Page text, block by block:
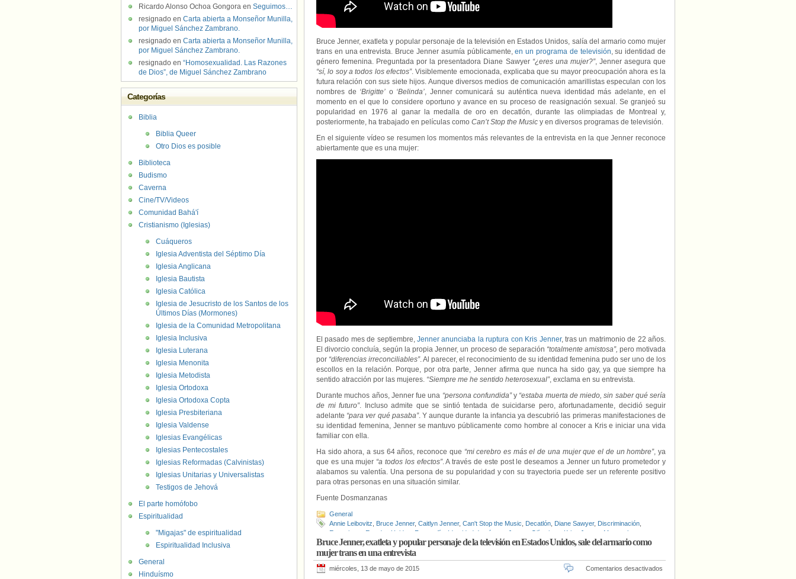
Bruce Jenner, exatleta y popular personaje de la televisión en Estados Unidos, salía del armario como mujer
trans en una entrevista. Bruce Jenner asumía públicamente,en un programa de televisión, su identidad de
género femenina. Preguntada por la presentadora Diane Sawyer “¿eres una mujer?”, Jenner asegura que
“sí, lo soy a todos los efectos”. Visiblemente emocionada, explicaba que su mayor preocupación ahora es la
futura relación con sus siete hijos. Aunque diversos medios de comunicación amarillistas especulan con los
nombres de ‘Brigitte’ o ‘Belinda’, Jenner comunicará su auténtica nueva identidad más adelante, en el
momento en el que lo considere oportuno y avance en su proceso de reasignación sexual. Se granjeó su
popularidad en 1976 al ganar la medalla de oro en decatlón, durante las olimpiadas de Montreal y,
posteriormente, ha trabajado en películas como Can’t Stop the Music y en diversos programas de televisión.
En el siguiente vídeo se resumen los momentos más relevantes de la entrevista en la que Jenner reconoce
abiertamente que es una mujer:
El pasado mes de septiembre,Jenner anunciaba la ruptura con Kris Jenner, tras un matrimonio de 22 años.
El divorcio concluía, según la propia Jenner, un proceso de separación “totalmente amistosa”, pero motivada
por “diferencias irreconciliables”. Al parecer, el reconocimiento de su identidad femenina pudo ser uno de los
escollos en la relación. Porque, por otra parte, Jenner afirma que nunca ha sido gay, ya que siempre ha
sentido atracción por las mujeres. “Siempre me he sentido heterosexual”, exclama en su entrevista.
Durante muchos años, Jenner fue una “persona confundida”y “estaba muerta de miedo, sin saber qué sería
de mi futuro”. Incluso admite que se sintió tentada de suicidarse pero, afortunadamente, decidió seguir
adelante “para ver qué pasaba”. Y aunque durante la infancia ya descubrió las primeras manifestaciones de
su identidad femenina, Jenner se mantuvo públicamente como hombre al conocer a Kris e iniciar una vida
familiar con ella.
Ha sido ahora, a sus 64 años, reconoce que “mi cerebro es más el de una mujer que el de un hombre”, ya
que es una mujer “a todos los efectos”. A través de este post le deseamos a Jenner un futuro prometedor y
alabamos su valentía. Una persona de su popularidad y con su trayectoria puede ser un referente positivo
para otras personas en una situación similar.
Fuente Dosmanzanas
General
Annie Leibovitz
Bruce Jenner, Caitlyn Jenner, Can't Stop the Music Decatlón Diane Sawyer, Discriminación
Entrevistas
Estados Unidos Fotografía Identidad de género Juegos Olímpicos Kriss Jenner Montreal
Televisión,Transexualidad,Twitter,Vanity Fair,Videos,Visibilidad LGTB,Visibilidad trans
Bruce Jenner, exatleta y popular personaje de la televisión en Estados Unidos, sale del armario como
mujer trans en una entrevista
miércoles, 13 de mayo de 2015 Comentarios desactivados
Ricardo Alonso Ochoa Gongora en Seguimos…
resignado en Carta abierta a Monseñor Munilla,
por Miguel Sánchez Zambrano.
resignado en Carta abierta a Monseñor Munilla,
por Miguel Sánchez Zambrano.
resignado en “Homosexualidad. Las Razones
de Dios”, de Miguel Sánchez Zambrano
Categorías
Biblia
Biblia Queer
Otro Dios es posible
Biblioteca
Budismo
Caverna
Cine/TV/Videos
Comunidad Bahá'í
Cristianismo (Iglesias)
Cuáqueros
Iglesia Adventista del Séptimo Día
Iglesia Anglicana
Iglesia Bautista
Iglesia Católica
Iglesia de Jesucristo de los Santos de los
Últimos Días (Mormones)
Iglesia de la Comunidad Metropolitana
Iglesia Inclusiva
Iglesia Luterana
Iglesia Menonita
Iglesia Metodista
Iglesia Ortodoxa
Iglesia Ortodoxa Copta
Iglesia Presbiteriana
Iglesia Valdense
Iglesias Evangélicas
Iglesias Pentecostales
Iglesias Reformadas (Calvinistas)
Iglesias Unitarias y Universalistas
Testigos de Jehová
El parte homófobo
Espiritualidad
"Migajas" de espiritualidad
Espiritualidad Inclusiva
General
Hinduísmo